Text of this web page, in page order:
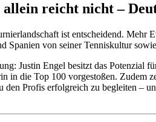
reicht nicht –
ist entscheidend.
Spanien von seiner Tenniskultur
Justin Engel besitzt das Potenzial
in die Top 100 vorgestoßen. Zudem
den Profis erfolgreich zu begleiten –